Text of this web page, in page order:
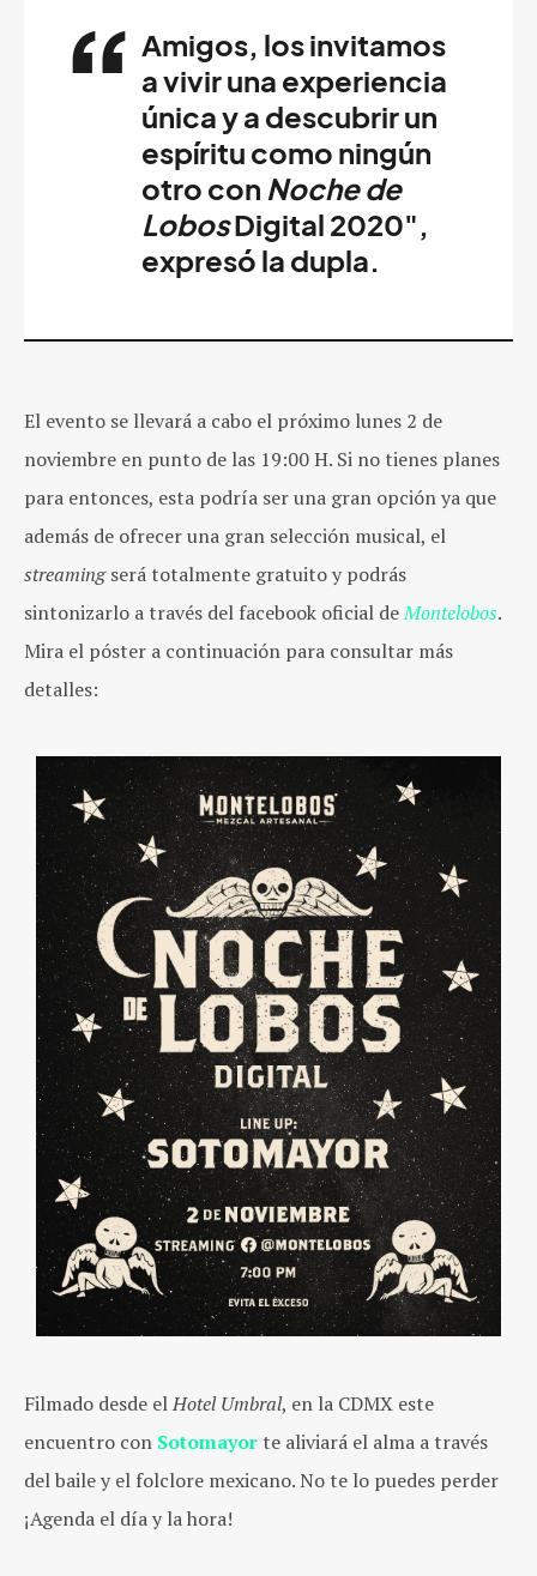
Amigos, los invitamos
a vivir una experiencia
única y a descubrir un
espíritu como ningún
otro con Noche de
LobosDigital 2020",
expresó la dupla.
El evento se llevará a cabo el próximo lunes 2 de
noviembre en punto de las 19:00 H. Si no tienes planes
para entonces, esta podría ser una gran opción ya que
además de ofrecer una gran selección musical, el
streamingserá totalmente gratuito y podrás
sintonizarlo a través del facebook oficial deMontelobos.
Mira el póster a continuación para consultar más
detalles:
Filmado desde elHotel Umbral, en la CDMX este
encuentro con Sotomayor te aliviará el alma a través
del baile y el folclore mexicano. No te lo puedes perder
¡Agenda el día y la hora!